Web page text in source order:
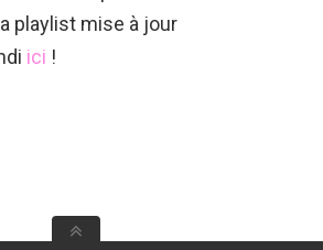
playlist mise à jour
ici !